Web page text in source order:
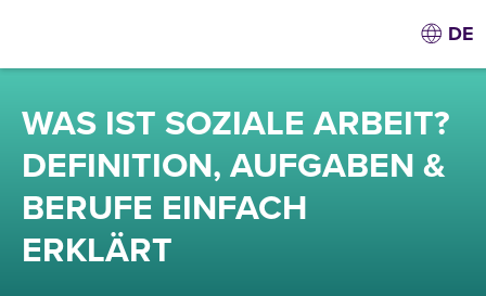
DE
WAS IST SOZIALE ARBEIT?
DEFINITION, AUFGABEN &
BERUFE EINFACH
ERKLÄRT